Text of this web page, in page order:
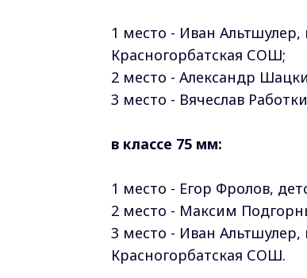
1 место - Иван
Красногорбатская СОШ;
2 место - Александр
3 место - Вячеслав
в классе 75 мм:
1 место - Егор Фролов,
2 место - Максим
3 место - Иван
Красногорбатская СОШ.